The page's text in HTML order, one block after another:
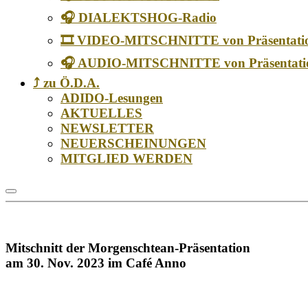
🎧 DIALEKTSHOG-Radio
🎞️ VIDEO-MITSCHNITTE von
🎧 AUDIO-MITSCHNITTE von
⤴️ zu Ö.D.A.
ADIDO-Lesungen
AKTUELLES
NEWSLETTER
NEUERSCHEINUNGEN
MITGLIED WERDEN
Mitschnitt der Morgenschtean-Präsentation
am 30. Nov. 2023 im Café Anno